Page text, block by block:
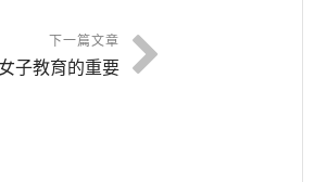
下一篇文章
女子教育的重要